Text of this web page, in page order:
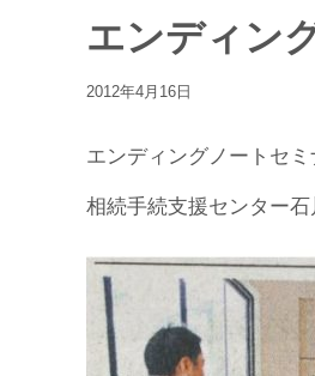
エンディン
2012年4月16日
エンディングノートセミ
相続手続支援センター